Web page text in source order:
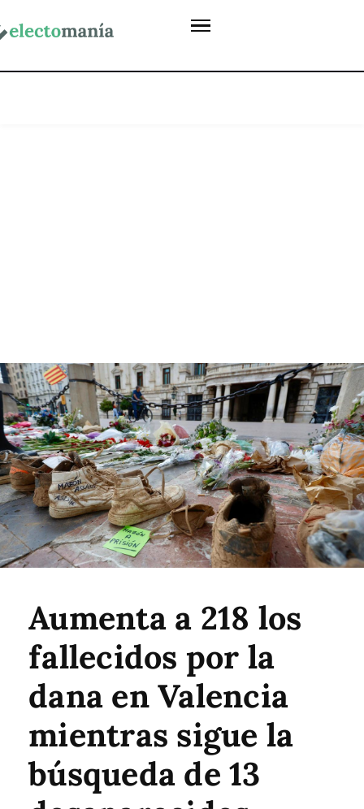
Aumenta a 218 los
fallecidos por la
dana en Valencia
mientras sigue la
búsqueda de 13